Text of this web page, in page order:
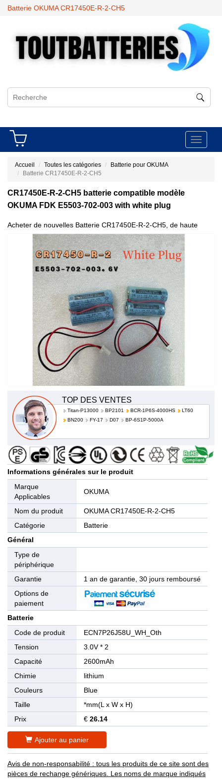
Batterie OKUMA CR17450E-R-2-CH5
Toggle
Accueil Toutes les catégories
Batterie pour OKUMA
Batterie CR17450E-R-2-CH5
CR17450E-R-2-CH5 batterie compatible modèle
OKUMA FDK E5503-702-003 with white plug
Acheter de nouvelles Batterie CR17450E-R-2-CH5, de haute
qualité et à bas prix!
TOP DES VENTES
Titan-P13000 BP2101 BCR-1P6S-4000HS
LT60
BN200
FY-17 D07 BP-6S1P-5000A
Informations générales sur le produit
Marque
Applicables
OKUMA
Nom du produit
OKUMA CR17450E-R-2-CH5
Catégorie
Batterie
Général
Type de
périphérique
Garantie
1 an de garantie, 30 jours remboursé
Options de
paiement
Batterie
Code de produit
ECN7P26J58U_WH_Oth
Tension
3.0V * 2
Capacité
2600mAh
Chimie
lithium
Couleurs
Blue
Taille
*mm(L x W x H)
Prix
€ 26.14
Ajouter au panier
Avis de non-responsabilité : tous les produits de ce site sont des
pièces de rechange génériques. Les noms de marque indiqués